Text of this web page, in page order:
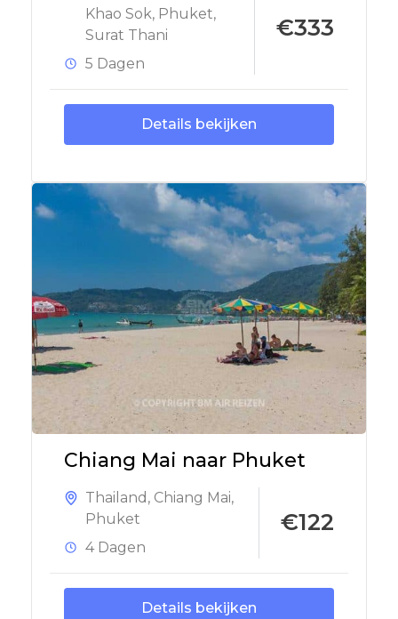
Khao Sok, Phuket,
Surat Thani
5 Dagen
€333
Details bekijken
Chiang Mai naar Phuket
Thailand , Chiang Mai,
Phuket
4 Dagen
€122
Details bekijken